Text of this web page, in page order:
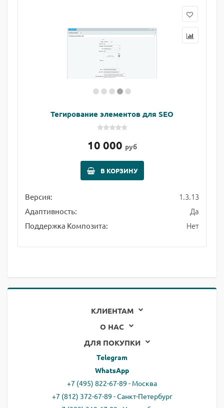
Тегирование элементов для SEO
10 000 руб
В КОРЗИНУ
Версия: 1.3.13
Адаптивность: Да
Поддержка Композита: Нет
КЛИЕНТАМ
О НАС
ДЛЯ ПОКУПКИ
Telegram
WhatsApp
+7 (495) 822-67-89 - Москва
+7 (812) 372-67-89 - Санкт-Петербург